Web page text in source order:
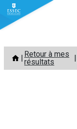
Aller
contenu
Retour à mes
résultats